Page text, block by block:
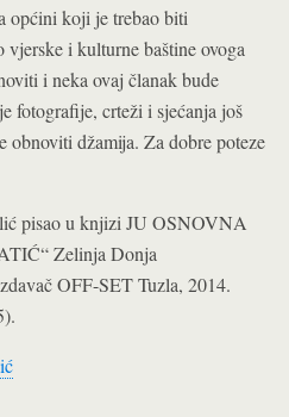
općini koji je trebao biti
i kulturne baštine ovoga
i neka ovaj članak bude
fotografije, crteži i sjećanja još
obnoviti džamija. Za dobre poteze
pisao u knjizi JU OSNOVNA
Zelinja Donja
OFF-SET Tuzla, 2014.